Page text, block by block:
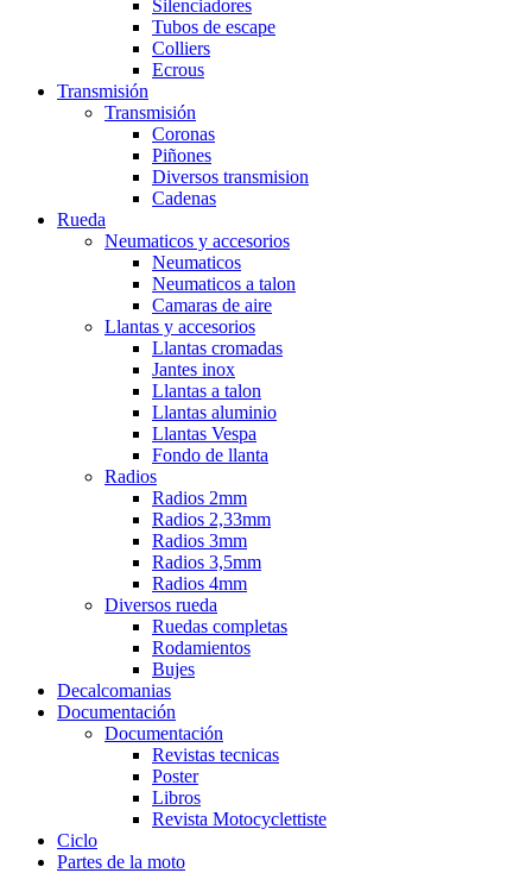
Silenciadores
Tubos de escape
Colliers
Ecrous
Transmisión
Transmisión
Coronas
Piñones
Diversos transmision
Cadenas
Rueda
Neumaticos y accesorios
Neumaticos
Neumaticos a talon
Camaras de aire
Llantas y accesorios
Llantas cromadas
Jantes inox
Llantas a talon
Llantas aluminio
Llantas Vespa
Fondo de llanta
Radios
Radios 2mm
Radios 2,33mm
Radios 3mm
Radios 3,5mm
Radios 4mm
Diversos rueda
Ruedas completas
Rodamientos
Bujes
Decalcomanias
Documentación
Documentación
Revistas tecnicas
Poster
Libros
Revista Motocyclettiste
Ciclo
Partes de la moto